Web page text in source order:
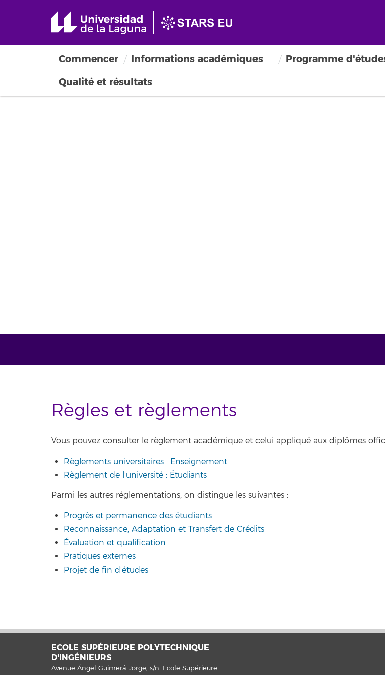
Commencer Informations académiques Programme
Qualité et résultats
Règles et règlements
Vous pouvez consulter le règlement académique et celui appliqué aux diplômes
Règlements universitaires : Enseignement
Règlement de l'université : Étudiants
Parmi les autres réglementations, on distingue les suivantes :
Progrès et permanence des étudiants
Reconnaissance, Adaptation et Transfert de Crédits
Évaluation et qualification
Pratiques externes
Projet de fin d'études
ECOLE SUPÉRIEURE POLYTECHNIQUE
D'INGÉNIEURS
Avenue Ángel Guimerá Jorge, s/n. Ecole Supérieure